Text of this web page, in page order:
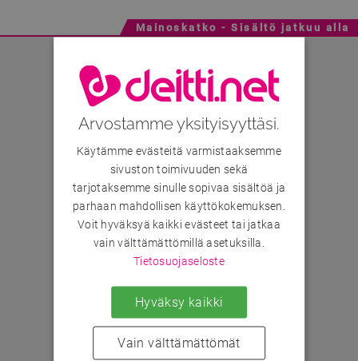
Mainoskatko - Sisältö jatkuu alla
Arvostamme yksityisyyttäsi.
Käytämme evästeitä varmistaaksemme
sivuston toimivuuden sekä
tarjotaksemme sinulle sopivaa sisältöä ja
parhaan mahdollisen käyttökokemuksen.
Voit hyväksyä kaikki evästeet tai jatkaa
vain välttämättömillä asetuksilla.
Tietosuojaseloste
Hyväksy kaikki
Vain välttämättömät